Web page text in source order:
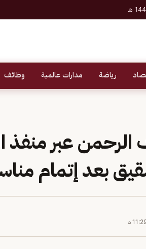
رياضة مدارات عالمية وظائف
عبر منفذ
بعد إتمام
م